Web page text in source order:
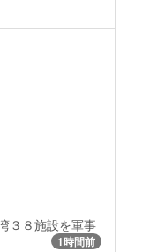
３８施設を軍事
1時間前